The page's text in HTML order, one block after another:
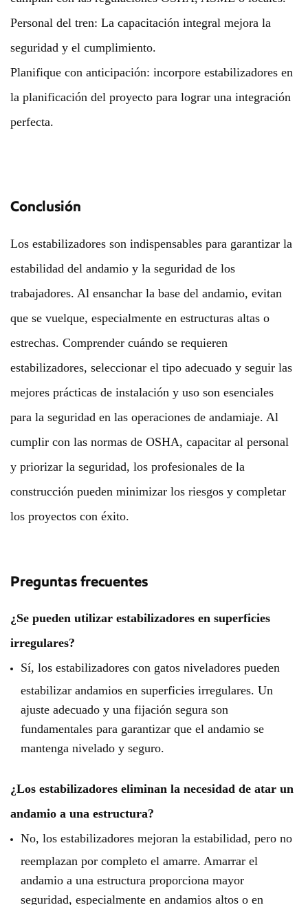
Personal del tren: La capacitación integral mejora la
seguridad y el cumplimiento.
Planifique con anticipación: incorpore estabilizadores en
la planificación del proyecto para lograr una integración
perfecta.
Conclusión
Los estabilizadores son indispensables para garantizar la
estabilidad del andamio y la seguridad de los
trabajadores. Al ensanchar la base del andamio, evitan
que se vuelque, especialmente en estructuras altas o
estrechas. Comprender cuándo se requieren
estabilizadores, seleccionar el tipo adecuado y seguir las
mejores prácticas de instalación y uso son esenciales
para la seguridad en las operaciones de andamiaje. Al
cumplir con las normas de OSHA, capacitar al personal
y priorizar la seguridad, los profesionales de la
construcción pueden minimizar los riesgos y completar
los proyectos con éxito.
Preguntas frecuentes
¿Se pueden utilizar estabilizadores en superficies
irregulares?
Sí, los estabilizadores con gatos niveladores pueden
estabilizar andamios en superficies irregulares. Un
ajuste adecuado y una fijación segura son
fundamentales para garantizar que el andamio se
mantenga nivelado y seguro.
¿Los estabilizadores eliminan la necesidad de atar un
andamio a una estructura?
No, los estabilizadores mejoran la estabilidad, pero no
reemplazan por completo el amarre. Amarrar el
andamio a una estructura proporciona mayor
seguridad, especialmente en andamios altos o en